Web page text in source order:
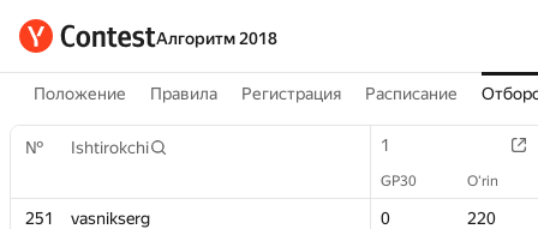
Алгоритм 2018
Положение Правила Регистрация Расписание
№ Ishtirokchi 1
GP30 O‘rin
251 vasnikserg 0
220
№ Ishtirokchi 1
GP30 O‘rin
251 vasnikserg 0
220